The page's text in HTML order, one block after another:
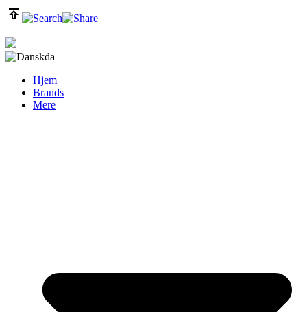
da
Hjem
Brands
Mere